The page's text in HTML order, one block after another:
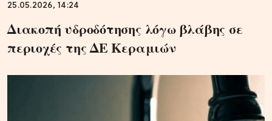
25.05.2026, 14:24
Διακοπή υδροδότησης λόγω βλάβης σε
περιοχές της ΔΕ Κεραμιών